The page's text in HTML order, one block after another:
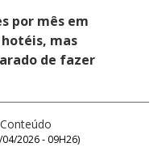
por mês em
mas
de fazer
04/2026 - 09H26)